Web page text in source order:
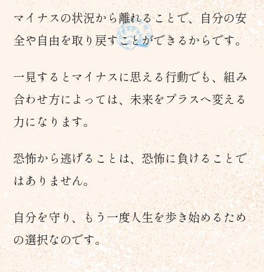
マイナスの状況から離れることで、自分の安
全や自由を取り戻すことができるからです。
一見するとマイナスに思える行動でも、組み
合わせ方によっては、未来をプラスへ変える
力になります。
恐怖から逃げることは、恐怖に負けることで
はありません。
自分を守り、もう一度人生を歩き始めるため
の選択なのです。